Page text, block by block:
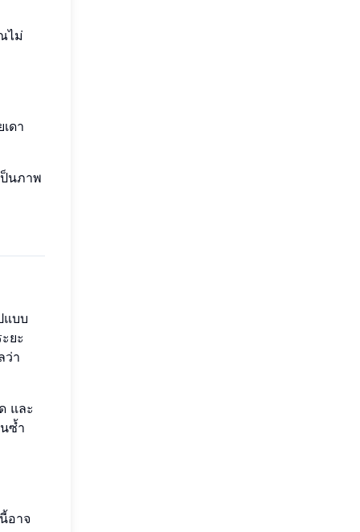
ไม่
ดา
นภาพ
แบบ
ยะ
ว่า
และ
ซ้ำ
อาจ